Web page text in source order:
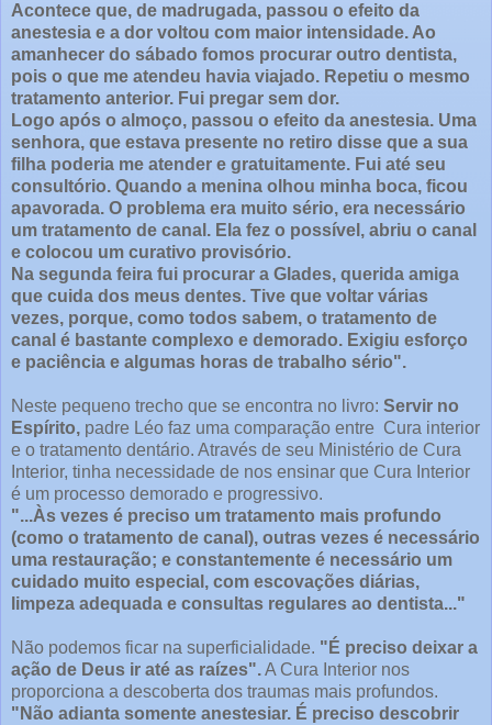
Acontece que, de madrugada, passou o efeito da
anestesia e a dor voltou com maior intensidade. Ao
amanhecer do sábado fomos procurar outro dentista,
pois o que me atendeu havia viajado. Repetiu o mesmo
tratamento anterior. Fui pregar sem dor.
Logo após o almoço, passou o efeito da anestesia. Uma
senhora, que estava presente no retiro disse que a sua
filha poderia me atender e gratuitamente. Fui até seu
consultório. Quando a menina olhou minha boca, ficou
apavorada. O problema era muito sério, era necessário
um tratamento de canal. Ela fez o possível, abriu o canal
e colocou um curativo provisório.
Na segunda feira fui procurar a Glades, querida amiga
que cuida dos meus dentes. Tive que voltar várias
vezes, porque, como todos sabem, o tratamento de
canal é bastante complexo e demorado. Exigiu esforço
e paciência e algumas horas de trabalho sério".
Neste pequeno trecho que se encontra no livro: Servir no
Espírito, padre Léo faz uma comparação entre Cura interior
e o tratamento dentário. Através de seu Ministério de Cura
Interior, tinha necessidade de nos ensinar que Cura Interior
é um processo demorado e progressivo.
"...Às vezes é preciso um tratamento mais profundo
(como o tratamento de canal), outras vezes é necessário
uma restauração; e constantemente é necessário um
cuidado muito especial, com escovações diárias,
limpeza adequada e consultas regulares ao dentista..."
Não podemos ficar na superficialidade. "É preciso deixar a
ação de Deus ir até as raízes".A Cura Interior nos
proporciona a descoberta dos traumas mais profundos.
"Não adianta somente anestesiar. É preciso descobrir